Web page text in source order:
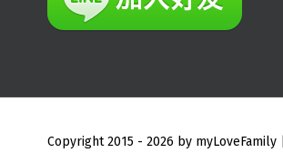
Copyright 2015 - 2026 by myLoveFamily |